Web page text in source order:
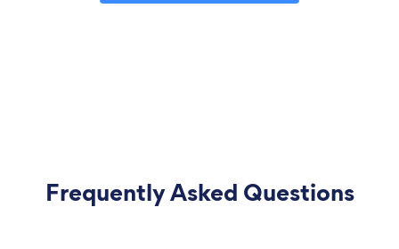
Frequently Asked Questions